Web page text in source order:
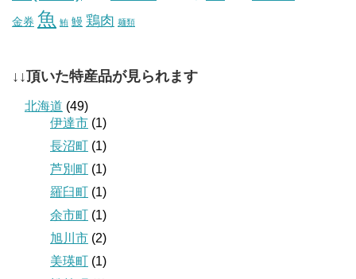
金券 魚 鮪 鰻 鶏肉 麺類
↓↓頂いた特産品が見られます
北海道 (49)
伊達市 (1)
長沼町 (1)
芦別町 (1)
羅臼町 (1)
余市町 (1)
旭川市 (2)
美瑛町 (1)